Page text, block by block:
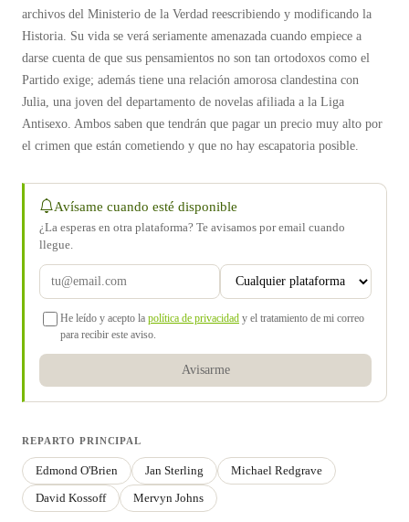
archivos del Ministerio de la Verdad reescribiendo y modificando la
Historia. Su vida se verá seriamente amenazada cuando empiece a
darse cuenta de que sus pensamientos no son tan ortodoxos como el
Partido exige; además tiene una relación amorosa clandestina con
Julia, una joven del departamento de novelas afiliada a la Liga
Antisexo. Ambos saben que tendrán que pagar un precio muy alto por
el crimen que están cometiendo y que no hay escapatoria posible.
Avísame cuando esté disponible
¿La esperas en otra plataforma? Te avisamos por email cuando
llegue.
He leído y acepto la política de privacidad y el tratamiento de mi correo
para recibir este aviso.
Avisarme
REPARTO PRINCIPAL
Edmond O'Brien Jan Sterling
Michael Redgrave
David Kossoff
Mervyn Johns